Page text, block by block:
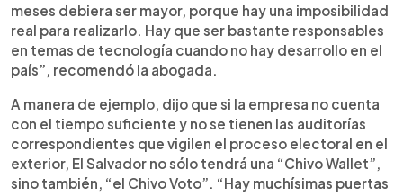
meses debiera ser mayor, porque hay una imposibilidad
real para realizarlo. Hay que ser bastante responsables
en temas de tecnología cuando no hay desarrollo en el
país”, recomendó la abogada.
A manera de ejemplo, dijo que si la empresa no cuenta
con el tiempo suficiente y no se tienen las auditorías
correspondientes que vigilen el proceso electoral en el
exterior, El Salvador no sólo tendrá una “Chivo Wallet”,
sino también, “el Chivo Voto”. “Hay muchísimas puertas